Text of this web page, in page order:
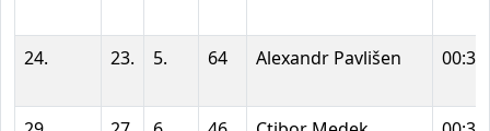
24. 23. 5. 64 Alexandr Pavlišen